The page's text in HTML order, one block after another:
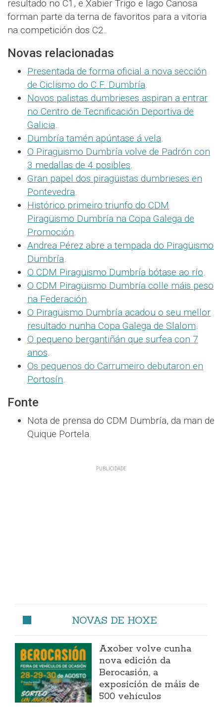
resultado no C1, e Xabier Trigo e Iago Canosa
forman parte da terna de favoritos para a vitoria
na competición dos C2.
Novas relacionadas
Presentada de forma oficial a nova sección
de Ciclismo do C.F. Dumbría.
Novos palistas dumbrieses aspiran a entrar
no Centro de Tecnificación Deportiva de
Galicia.
Dumbría tamén apúntase á vela.
O Piragüismo Dumbría volve de Padrón con
3 medallas de 4 posibles.
Gran papel dos piragüistas dumbrieses en
Pontevedra.
Histórico primeiro triunfo do CDM
Piragüismo Dumbría na Copa Galega de
Promoción.
Andrea Pérez abre a tempada do Piragüismo
Dumbría.
O CDM Piragüismo Dumbría bótase ao río.
O CDM Piragüismo Dumbría colle máis peso
na Federación.
O Piragüismo Dumbría acadou o seu mellor
resultado nunha Copa Galega de Slalom.
O pequeno bergantiñán que surfea con 7
anos.
Os pequenos do Carrumeiro debutaron en
Portosín.
Fonte
Nota de prensa do CDM Dumbría, da man de
Quique Portela.
NOVAS DE HOXE
Axober volve cunha
nova edición da
Berocasión, a
exposición de máis de
500 vehículos